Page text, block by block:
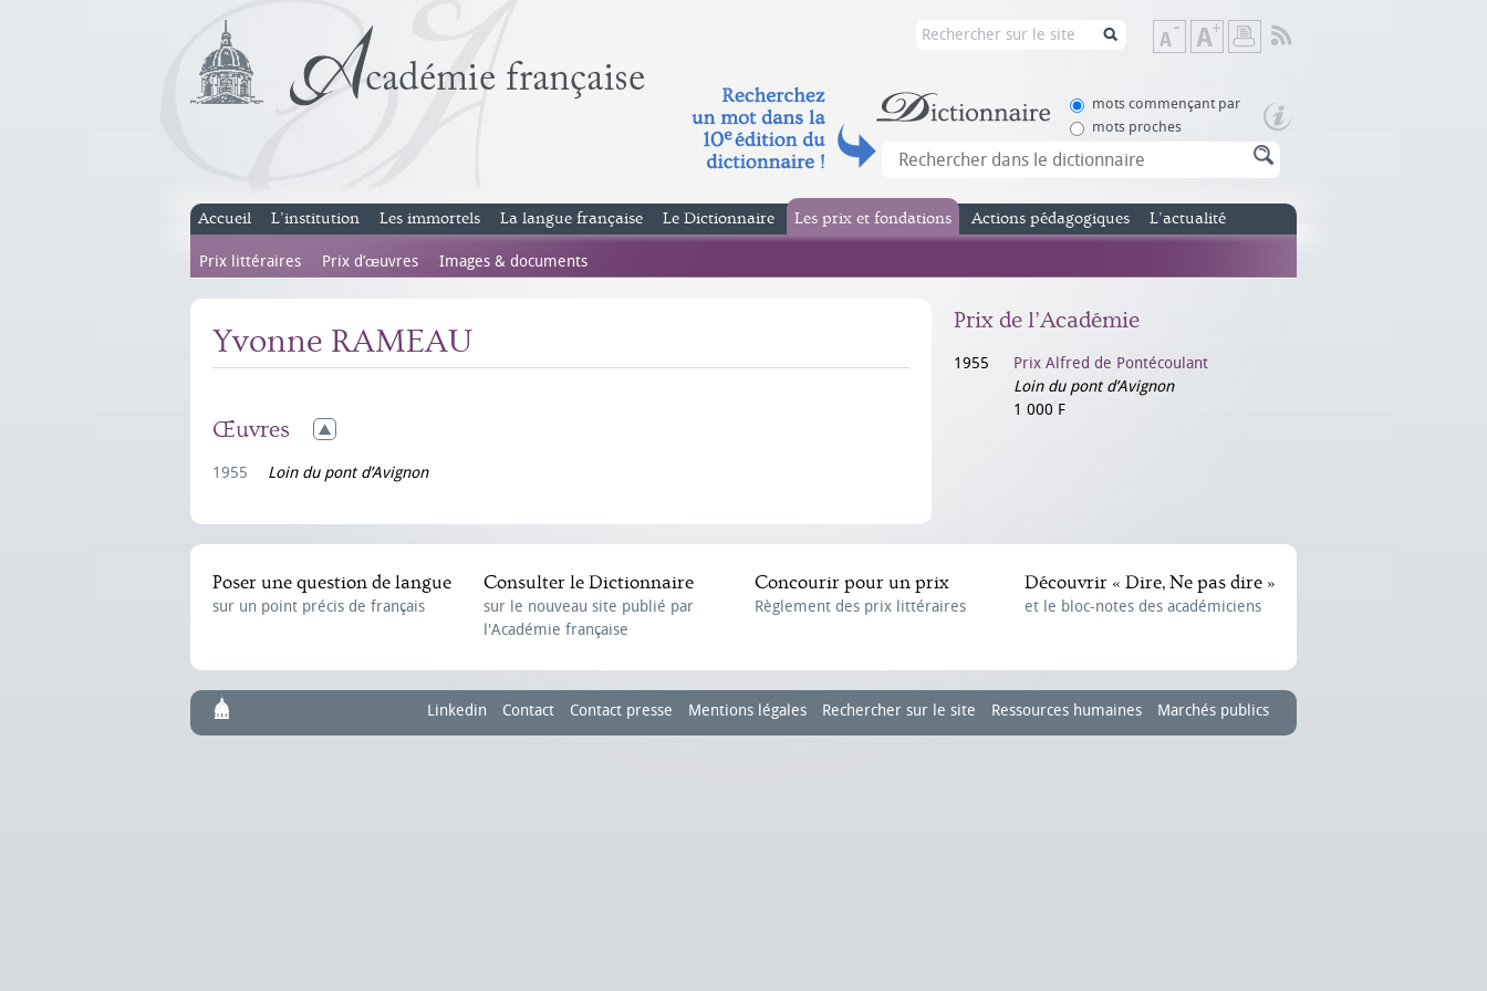
Diminuer
la
de
Augmenter
la
de
mots commençant par
mots proches
Accueil L’institution Les immortels La langue française Le Dictionnaire Les prix et fondations
Prix littéraires Prix d’œuvres Images & documents
Actions pédagogiques L’actualité
Yvonne RAMEAU
Œuvres
1955 Loin du pont d’Avignon
Prix de l’Académie
1955
Prix Alfred de Pontécoulant
Loin du pont d’Avignon
1 000 F
Poser une question de langue
sur un point précis de français
Consulter le Dictionnaire
sur le nouveau site publié par
l'Académie française
Concourir pour un prix
Règlement des prix littéraires
Découvrir « Dire, Ne pas dire »
et le bloc-notes des académiciens
Linkedin Contact Contact presse Mentions légales Rechercher sur le site Ressources humaines Marchés publics